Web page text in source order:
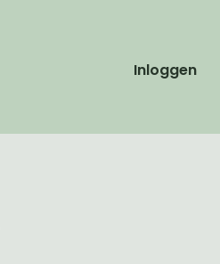
Inloggen